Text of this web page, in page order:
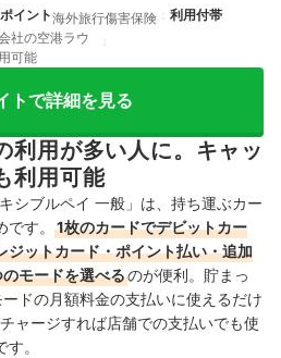
イント海外旅行傷害保険
利用付帯
社の空港ラウ
可能
トで詳細を見る
利用が多い人に。キャッ
利用可能
シブルペイ 一般」は、持ち運ぶカー
す。
1枚のカードでデビットカー
ジットカード・ポイント払い・追加
モードを選べるのが便利。貯まっ
ドの月額料金の支払いに使えるだけ
ャージすれば店舗での支払いでも使
。